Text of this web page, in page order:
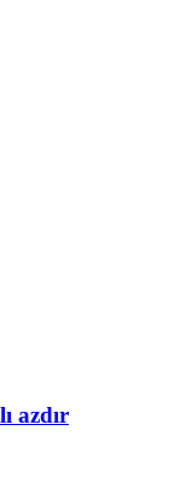
azdır